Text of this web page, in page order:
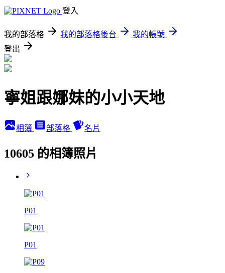
登入
我的部落格 我的部落格後台
我的帳號
登出
寧姐跟娜妹的小小天地
相簿 部落格 名片
10605 的相簿照片
P01
P01